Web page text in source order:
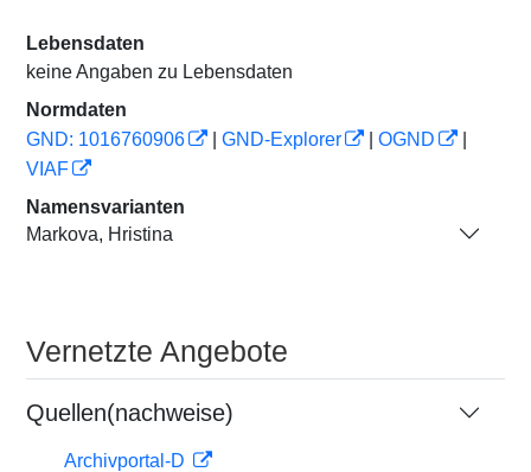
Lebensdaten
keine Angaben zu Lebensdaten
Normdaten
GND: 1016760906
GND-Explorer OGND
VIAF
Namensvarianten
Markova, Hristina
Vernetzte Angebote
Quellen(nachweise)
Archivportal-D